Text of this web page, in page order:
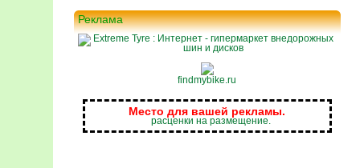
Реклама
findmybike.ru
Место для вашей рекламы.
расценки на размещение.